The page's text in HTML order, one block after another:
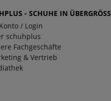
- SCHUHE IN
/ Login
schuhplus
Fachgeschäfte
& Vertrieb